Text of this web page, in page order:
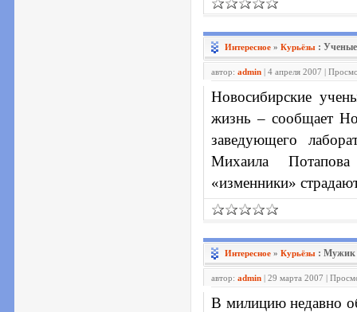
Интересное » Курьёзы :
автор: admin | 4 апреля 2007 |
Новосибирские
жизнь – сообщает
заведующего
Михаила Потапова
«изменники»
Интересное » Курьёзы : Мужик
автор: admin | 29 марта 2007 |
В милицию недавно